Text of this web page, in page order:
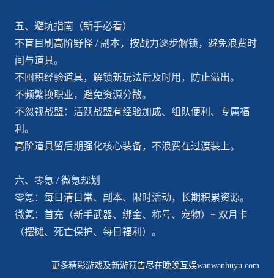
五、避坑指南（新手必看）
不盲目刷高阶野怪 / 副本，按战力逐步解锁，避免浪费时
间与道具。
不囤积经验道具，解锁新玩法后及时用，防止溢出。
不频繁换职业，避免资源分散。
不忽视战盟：活跃战盟有经验加成、组队便利、专属福
利。
高阶道具留后期强化核心装备，不浪费在过渡装上。
六、零氪 / 微氪规划
零氪：每日清日常、副本、限时活动，长期积累资源。
微氪：首充（新手武器、绑金、称号、宠物）+ 双月卡
（摆摊、死亡保护、每日福利）。
更多精彩游戏及新游预告尽在晚晚互娱wanwanhuyu.com